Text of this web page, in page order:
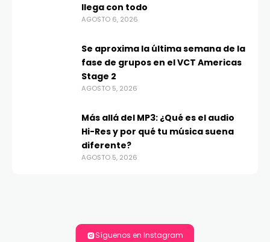
llega con todo
AGOSTO 6, 2026
Se aproxima la última semana de la
fase de grupos en el VCT Americas
Stage 2
AGOSTO 5, 2026
Más allá del MP3: ¿Qué es el audio
Hi-Res y por qué tu música suena
diferente?
AGOSTO 5, 2026
Síguenos en Instagram